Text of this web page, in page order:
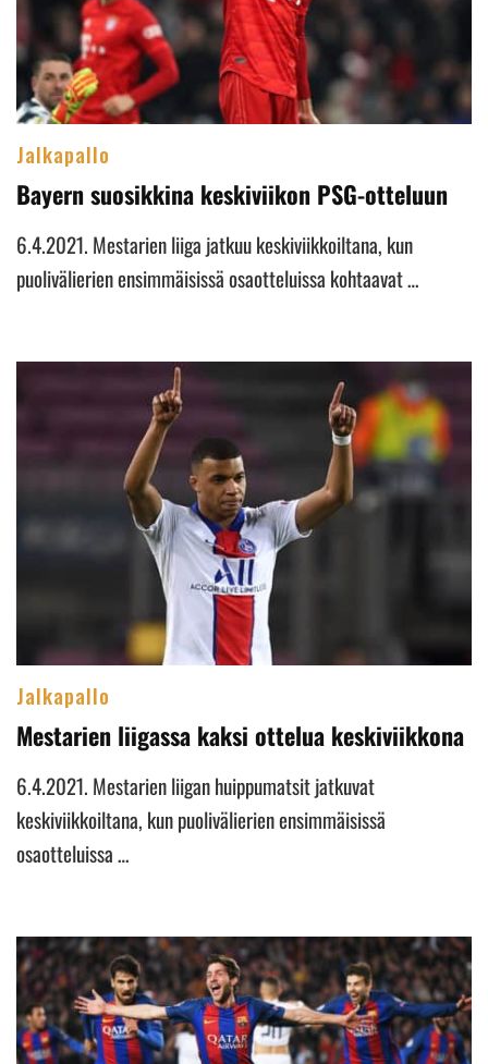
Jalkapallo
Bayern suosikkina keskiviikon PSG-otteluun
6.4.2021. Mestarien liiga jatkuu keskiviikkoiltana, kun
puolivälierien ensimmäisissä osaotteluissa kohtaavat …
Jalkapallo
Mestarien liigassa kaksi ottelua keskiviikkona
6.4.2021. Mestarien liigan huippumatsit jatkuvat
keskiviikkoiltana, kun puolivälierien ensimmäisissä
osaotteluissa …